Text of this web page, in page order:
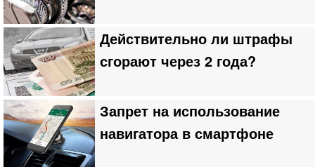
Действительно ли штрафы
сгорают через 2 года?
Запрет на использование
навигатора в смартфоне